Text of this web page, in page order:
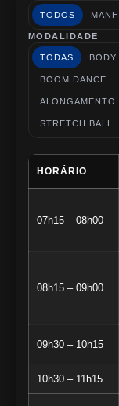
TODOS
MODALIDADE
TODAS BODY
BOOM DANCE
ALONGAMENTO
STRETCH BALL
HORÁRIO
07h15 – 08h00
08h15 – 09h00
09h30 – 10h15
10h30 – 11h15